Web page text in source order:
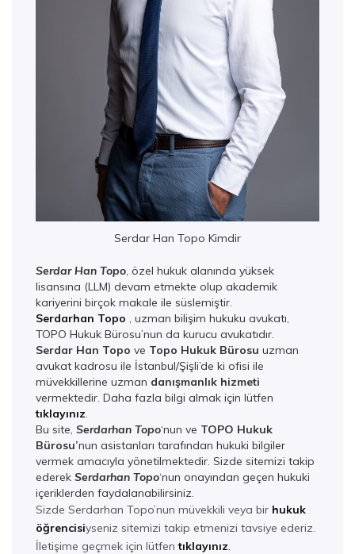
Serdar Han Topo Kimdir
Serdar Han Topo, özel hukuk alanında yüksek
lisansına (LLM) devam etmekte olup akademik
kariyerini birçok makale ile süslemiştir.
Serdarhan Topo , uzman bilişim hukuku avukatı,
TOPO Hukuk Bürosu’nun da kurucu avukatıdır.
Serdar Han Topo ve Topo Hukuk Bürosu uzman
avukat kadrosu ile İstanbul/Şişli’de ki ofisi ile
müvekkillerine uzman danışmanlık hizmeti
vermektedir. Daha fazla bilgi almak için lütfen
tıklayınız.
Bu site, Serdarhan Topo‘nun ve TOPO Hukuk
Bürosu’nun asistanları tarafından hukuki bilgiler
vermek amacıyla yönetilmektedir. Sizde sitemizi takip
ederek Serdarhan Topo‘nun onayından geçen hukuki
içeriklerden faydalanabilirsiniz.
Sizde Serdarhan Topo’nun müvekkili veya bir hukuk
öğrencisiyseniz sitemizi takip etmenizi tavsiye ederiz.
İletişime geçmek için lütfentıklayınız.